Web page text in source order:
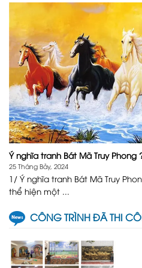
Ý nghĩa tranh Bát Mã Truy Phong
25 Tháng Bảy, 2024
1/ Ý nghĩa tranh Bát Mã Truy
thể hiện một ...
CÔNG TRÌNH ĐÃ THI